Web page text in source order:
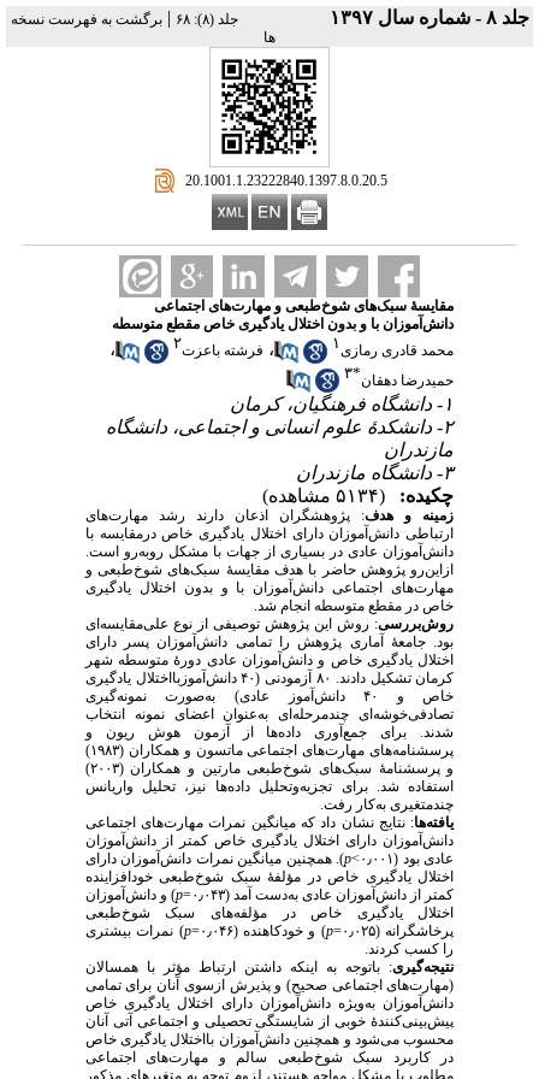
جلد ۸ - شماره سال ۱۳۹۷ ‫جلد (۸): ۶۸ |برگشت به فهرست نسخه
ها
‎ 20.1001.1.23222840.1397.8.0.20.5
مقایسهٔ سبک‌های شوخ‌طبعی و مهارت‌های اجتماعی
دانش‌آموزان با و بدون اختلال یادگیری خاص مقطع متوسطه
محمد قادری رمازی۱ ، فرشته باعزت۲ ،
حمیدرضا دهقان*۳
۱- دانشگاه فرهنگیان، کرمان
۲- دانشکدهٔ علوم انسانی و اجتماعی، دانشگاه
مازندران
۳- دانشگاه مازندران
چکیده:
(۵۱۳۴ مشاهده)
زمینه و هدف: پژوهشگران اذعان دارند رشد مهارت‌های
ارتباطی دانش‌آموزان دارای اختلال یادگیری خاص درمقایسه با
دانش‌آموزان عادی در بسیاری از جهات با مشکل روبه‌رو است.
ازاین‌‌رو پژوهش حاضر با هدف مقایسهٔ سبک‌های شوخ‌طبعی و
مهارت‌های اجتماعی دانش‌آموزان با و بدون اختلال یادگیری
خاص در مقطع متوسطه انجام شد.
روش‌بررسی: روش این پژوهش توصیفی از نوع علی‌مقایسه‌ای
بود. جامعهٔ آماری پژوهش را تمامی دانش‌آموزان پسر دارای
اختلال یادگیری خاص و دانش‌آموزان عادی دورهٔ متوسطه شهر
کرمان تشکیل دادند. ۸۰ آزمودنی (۴۰ دانش‌آموزبااختلال یادگیری
خاص و ۴۰ دانش‌آموز عادی) به‌صورت نمونه‌گیری
تصادفی‌خوشه‌ای چندمرحله‌ای به‌عنوان اعضای نمونه انتخاب
شدند. برای جمع‌آوری داده‌ها از آزمون هوش ریون و
پرسشنامه‌های مهارت‌های اجتماعی ماتسون و همکاران (۱۹۸۳)
و پرسشنامهٔ سبک‌های شوخ‌طبعی مارتین و همکاران (۲۰۰۳)
استفاده شد. برای تجزیه‌‌وتحلیل داده‌ها نیز، تحلیل واریانس
چندمتغیری به‌کار رفت.
یافته‌ها: نتایج نشان داد که میانگین نمرات مهارت‌های اجتماعی
دانش‌آموزان دارای اختلال یادگیری خاص کمتر از دانش‌آموزان
عادی بود (۰٫۰۰۱>
p). همچنین میانگین نمرات دانش‌آموزان دارای
اختلال یادگیری خاص در مؤلفهٔ سبک شوخ‌طبعی خودافزاینده
کمتر از دانش‌آموزان عادی به‌دست آمد (۰٫۰۴۳=
p) و دانش‌آموزان
اختلال یادگیری خاص در مؤلفه‌های سبک شوخ‌طبعی
پرخاشگرانه (۰٫۰۲۵=
p) و خودکاهنده (۰٫۰۴۶= p) نمرات بیشتری
را کسب کردند.
نتیجه‌گیری: باتوجه به اینکه داشتن ارتباط مؤثر با همسالان
(مهارت‌های اجتماعی صحیح) و پذیرش ازسوی آنان برای تمامی
دانش‌آموزان به‌ویژه دانش‌آموزان دارای اختلال یادگیری خاص
پیش‌بینی‌کنندهٔ خوبی از شایستگی تحصیلی و اجتماعی آتی آنان
محسوب می‌شود و همچنین دانش‌آموزان بااختلال یادگیری خاص
در کاربرد سبک شوخ‌طبعی سالم و مهارت‌های اجتماعی